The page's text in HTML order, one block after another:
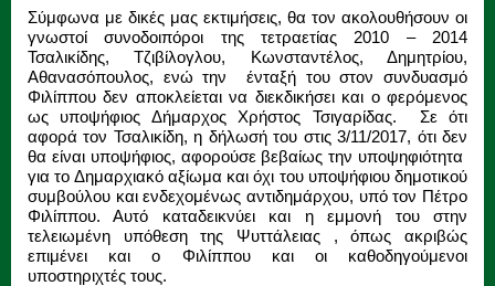
Σύμφωνα με δικές μας εκτιμήσεις, θα τον ακολουθήσουν οι
γνωστοί συνοδοιπόροι της τετραετίας 2010 – 2014
Τσαλικίδης, Τζιβίλογλου, Κωνσταντέλος, Δημητρίου,
Αθανασόπουλος, ενώ την ένταξή του στον συνδυασμό
Φιλίππου δεν αποκλείεται να διεκδικήσει και ο φερόμενος
ως υποψήφιος Δήμαρχος Χρήστος Τσιγαρίδας. Σε ότι
αφορά τον Τσαλικίδη, η δήλωσή του στις 3/11/2017, ότι δεν
θα είναι υποψήφιος, αφορούσε βεβαίως την υποψηφιότητα
για το Δημαρχιακό αξίωμα και όχι του υποψήφιου δημοτικού
συμβούλου και ενδεχομένως αντιδημάρχου, υπό τον Πέτρο
Φιλίππου. Αυτό καταδεικνύει και η εμμονή του στην
τελειωμένη υπόθεση της Ψυττάλειας , όπως ακριβώς
επιμένει και ο Φιλίππου και οι καθοδηγούμενοι
υποστηριχτές τους.